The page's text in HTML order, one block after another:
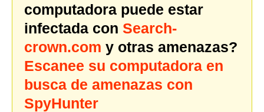
computadora puede estar
infectada con Search-
crown.com y otras amenazas?
Escanee su computadora en
busca de amenazas con
SpyHunter